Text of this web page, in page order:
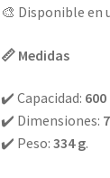
🎨 Disponible en
📏 Medidas
✔️ Capacidad:
✔️ Dimensiones:
✔️ Peso:334 g.